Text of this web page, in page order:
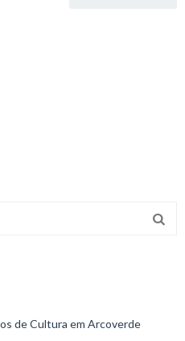
de Cultura em Arcoverde